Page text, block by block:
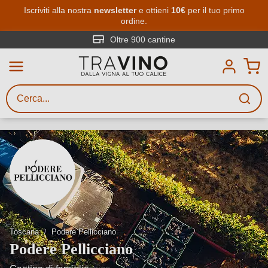
Passa al contenuto principale
Iscriviti alla nostra newslettere ottieni 10€per il tuo primo
ordine.
Oltre 900 cantine
Toscana Podere Pellicciano
Podere Pellicciano
Ricerca vini
Inserisci almeno 3 caratteri
gusto, occasione, nome del vino,
vitigno, regione, cantina o altri
criteri.